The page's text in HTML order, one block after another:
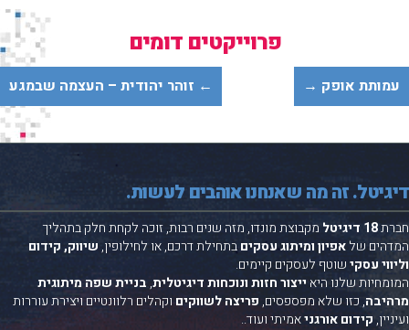
פרוייקטים דומים
אופק → ← זוהר יהודית – העצמה שבמגע
זה מה שאנחנו אוהבים לעשות.
18 דיגיטל מקבוצתמונדו, מזה שנים רבות, זוכה לקחת חלק בתהליך
שלאפיון ומיתוג עסקיםבתחילת דרכם, או לחילופין,שיווק, קידום
עסקישוטף לעסקים קיימים.
שלנו היאייצור חזות ונוכחות דיגיטלית,בניית שפה מיתוגית
, כזו שלא מפספסים,פריצה לשווקיםוקהלים רלוונטיים ויצירת עוררות
קידום אורגניאמיתי ועוד..